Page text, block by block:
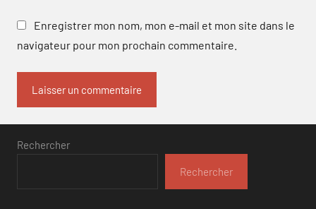
Enregistrer mon nom, mon e-mail et mon site dans le
navigateur pour mon prochain commentaire.
Rechercher
Rechercher